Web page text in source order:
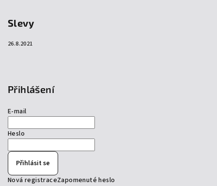
Slevy
26.8.2021
Přihlášení
E-mail
Heslo
Přihlásit se
Nová registraceZapomenuté heslo